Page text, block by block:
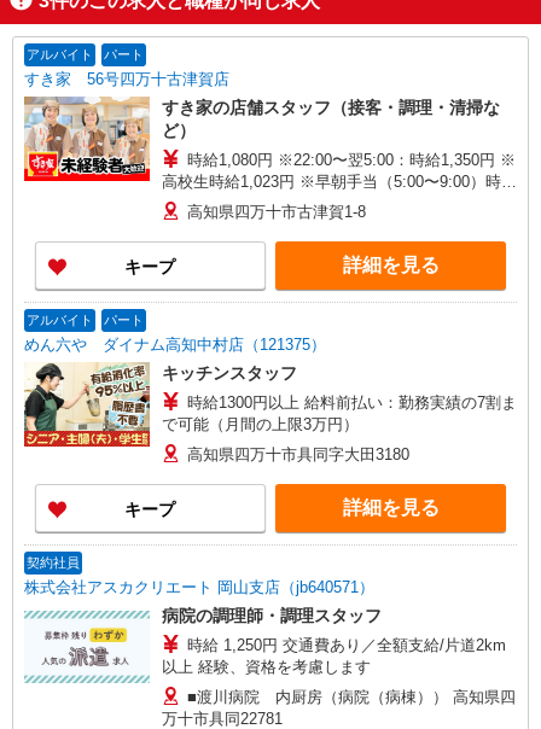
アルバイト パート
すき家 56号四万十古津賀店
すき家の店舗スタッフ（接客・調理・清掃な
ど）
時給1,080円 ※22:00〜翌5:00：時給1,350円 ※
高校生時給1,023円 ※早朝手当（5:00〜9:00）時給
＋150円
高知県四万十市古津賀1-8
キープ 詳細を見る
アルバイト パート
めん六や ダイナム高知中村店（121375）
キッチンスタッフ
時給1300円以上 給料前払い：勤務実績の7割ま
で可能（月間の上限3万円）
高知県四万十市具同字大田3180
キープ 詳細を見る
契約社員
株式会社アスカクリエート 岡山支店（jb640571）
病院の調理師・調理スタッフ
時給 1,250円 交通費あり／全額支給/片道2km
以上 経験、資格を考慮します
■渡川病院 内厨房（病院（病棟）） 高知県四
万十市具同22781